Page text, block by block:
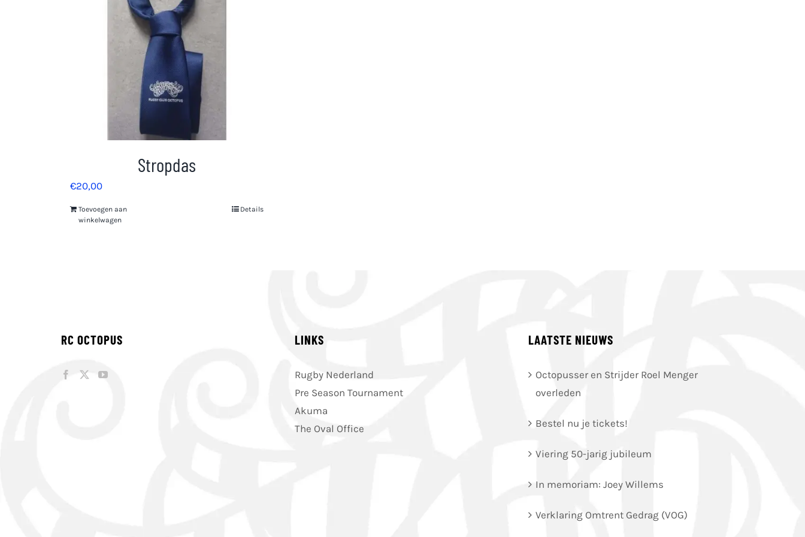
Stropdas
€20,00
Toevoegen aan
winkelwagen
Details
RC OCTOPUS LINKS
Rugby Nederland
Pre Season Tournament
Akuma
The Oval Office
LAATSTE NIEUWS
Octopusser en Strijder Roel Menger
overleden
Bestel nu je tickets!
Viering 50-jarig jubileum
In memoriam: Joey Willems
Verklaring Omtrent Gedrag (VOG)